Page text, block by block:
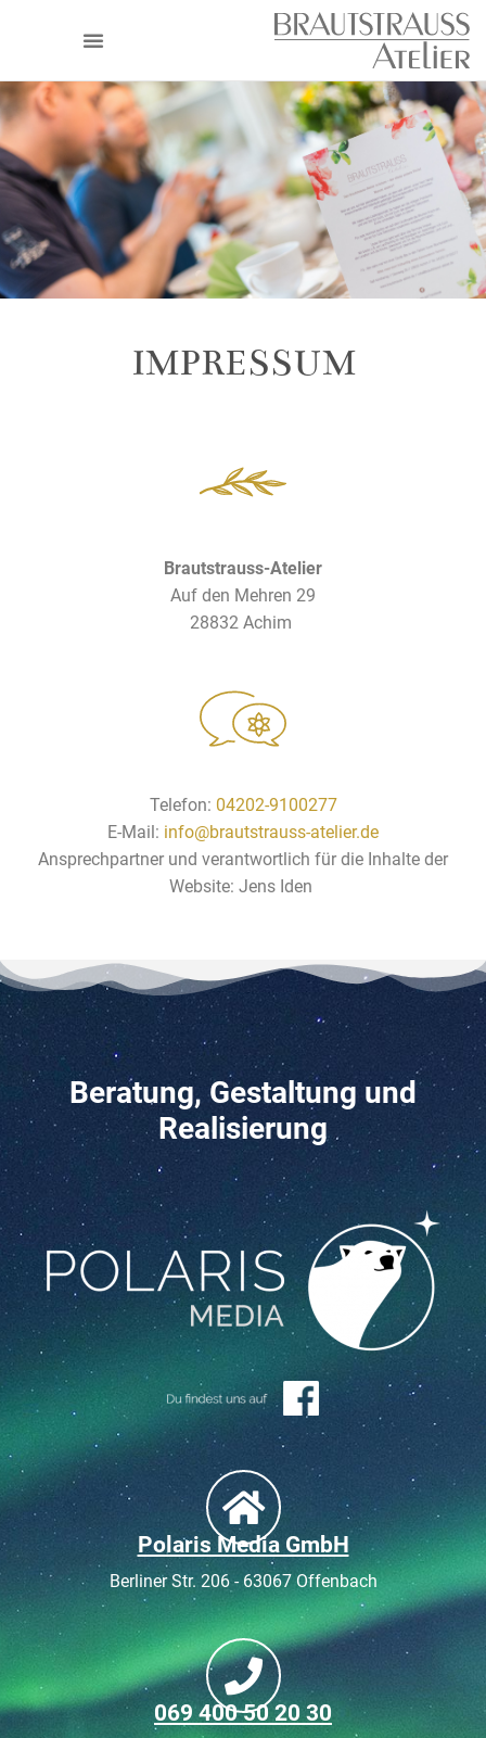
IMPRESSUM
Brautstrauss-Atelier
Auf den Mehren 29
28832 Achim
Telefon: 04202-9100277
E-Mail: info@brautstrauss-atelier.de
Ansprechpartner und verantwortlich für die Inhalte der
Website: Jens Iden
Beratung, Gestaltung und
Realisierung
Polaris Media GmbH
Berliner Str. 206 - 63067 Offenbach
069 400 50 20 30